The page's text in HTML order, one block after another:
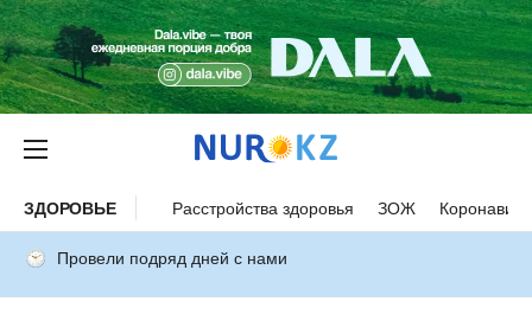
ЗДОРОВЬЕ Расстройства здоровья ЗОЖ
Провели подряд дней с нами